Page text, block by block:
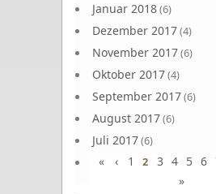
Januar 2018(6)
Dezember 2017(4)
November 2017(6)
Oktober 2017(4)
September 2017(6)
August 2017(6)
Juli 2017(6)
Juni 2017(6)
« ‹ 1 2 3 4 5 6
»